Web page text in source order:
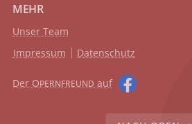
MEHR
Unser Team
Impressum
Datenschutz
Der OPERNFREUND auf